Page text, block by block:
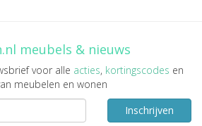
meubels & nieuws
voor alle acties, kortingscodes en
meubelen en wonen
Inschrijven